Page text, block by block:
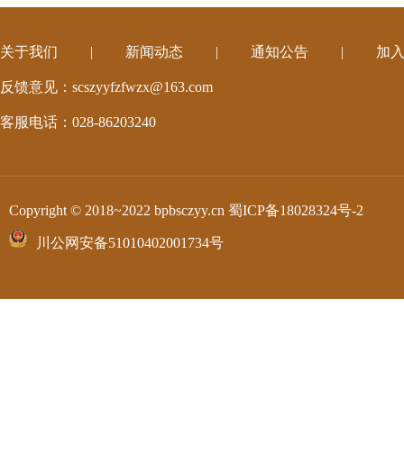
关于我们 | 新闻动态 | 通知公告 | 加
反馈意见：scszyyfzfwzx@163.com
客服电话：028-86203240
Copyright © 2018~2022 bpbsczyy.cn 蜀ICP备18028324号-2
川公网安备51010402001734号